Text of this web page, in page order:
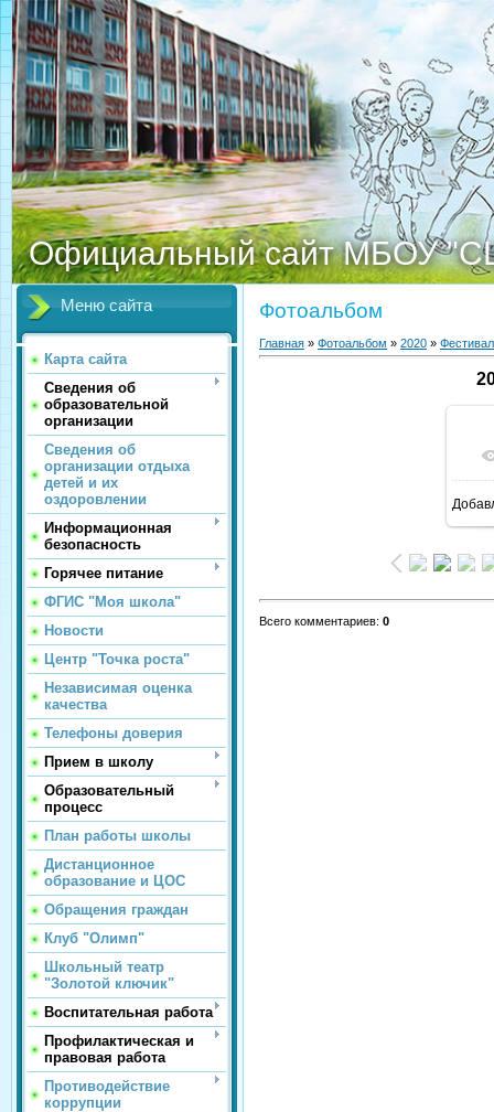
Официальный сайт МБОУ
Меню сайта
Карта сайта
Сведения об
образовательной
организации
Сведения об
организации отдыха
детей и их
оздоровлении
Информационная
безопасность
Горячее питание
ФГИС "Моя школа"
Новости
Центр "Точка роста"
Независимая оценка
качества
Телефоны доверия
Прием в школу
Образовательный
процесс
План работы школы
Дистанционное
образование и ЦОС
Обращения граждан
Клуб "Олимп"
Школьный театр
"Золотой ключик"
Воспитательная работа
Профилактическая и
правовая работа
Противодействие
коррупции
Фотоальбом
Главная » Фотоальбом » 2020 »
Всего комментариев: 0